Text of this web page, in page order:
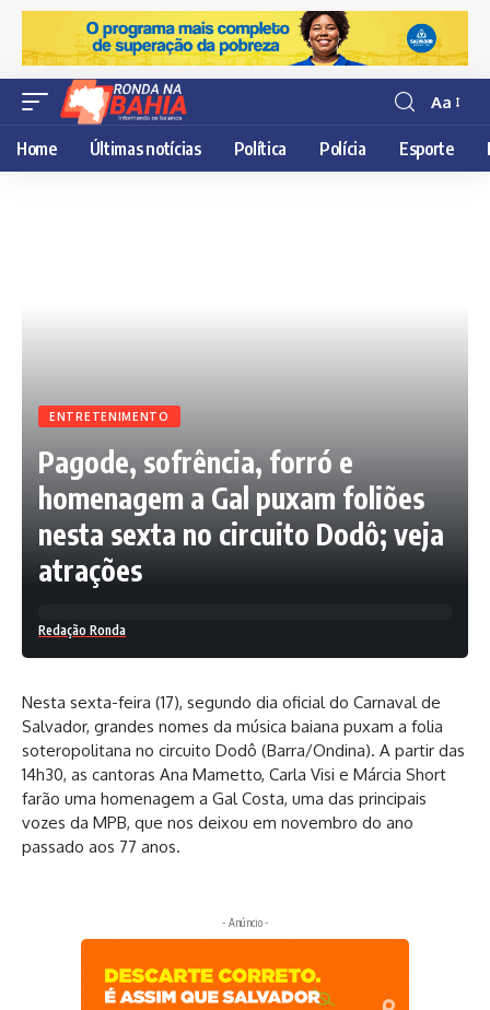
Resisor
de
fonte
Aa
Home Últimas notícias Política Polícia Esporte
ENTRETENIMENTO
Pagode, sofrência, forró e
homenagem a Gal puxam foliões
nesta sexta no circuito Dodô; veja
atrações
Redação Ronda
Nesta sexta-feira (17), segundo dia oficial do Carnaval de
Salvador, grandes nomes da música baiana puxam a folia
soteropolitana no circuito Dodô (Barra/Ondina). A partir das
14h30, as cantoras Ana Mametto, Carla Visi e Márcia Short
farão uma homenagem a Gal Costa, uma das principais
vozes da MPB, que nos deixou em novembro do ano
passado aos 77 anos.
- Anúncio -